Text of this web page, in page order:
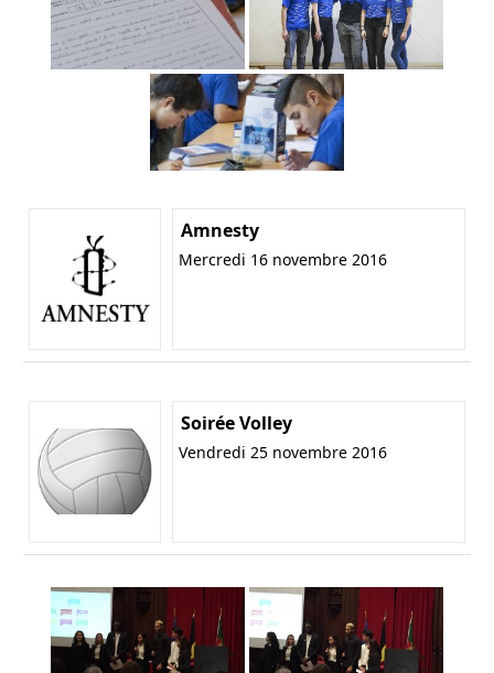
Amnesty
Mercredi 16 novembre 2016
Soirée Volley
Vendredi 25 novembre 2016